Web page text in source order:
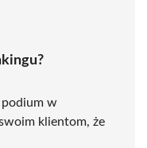
podium w
klientom, że